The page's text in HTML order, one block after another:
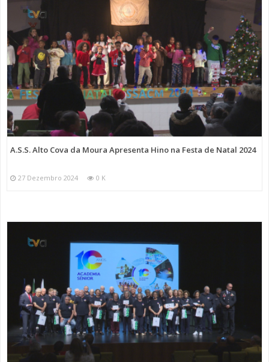
A.S.S. Alto Cova da Moura Apresenta Hino na Festa de Natal 2024
27 Dezembro 2024 0 K